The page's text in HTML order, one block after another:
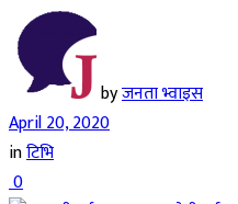
byजनता भ्वाइस
April 20, 2020
inटिभि
0